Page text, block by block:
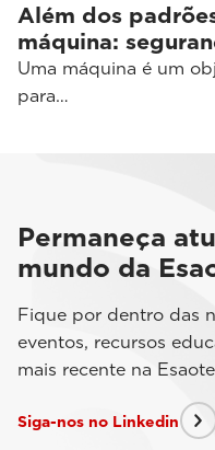
Além dos
máquina:
Uma máquina é um
para…
Permaneça
mundo da
Fique por dentro das
eventos, recursos
mais recente na
Siga-nos no Linkedin